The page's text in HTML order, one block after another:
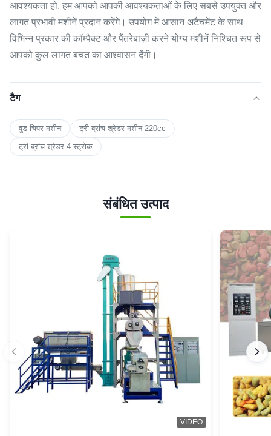
आवश्यकता हो, हम आपको आपकी आवश्यकताओं के लिए सबसे उपयुक्त और
लागत प्रभावी मशीनें प्रदान करेंगे। उपयोग में आसान अटैचमेंट के साथ
विभिन्न प्रकार की कॉम्पैक्ट और पैंतरेबाज़ी करने योग्य मशीनें निश्चित रूप से
आपको कुल लागत बचत का आश्वासन देंगी।
टैग
वुड चिपर मशीन
ट्री ब्रांच श्रेडर मशीन 220cc
ट्री ब्रांच श्रेडर 4 स्ट्रोक
संबंधित उत्पाद
VIDEO